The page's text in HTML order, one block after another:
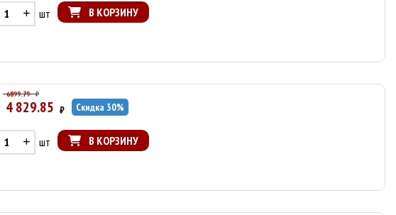
шт В КОРЗИНУ
6899.79 ₽
4 829.85 ₽ Скидка 30%
шт В КОРЗИНУ